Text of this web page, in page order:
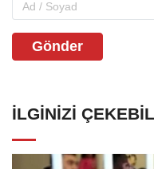
Gönder
İLGINIZI